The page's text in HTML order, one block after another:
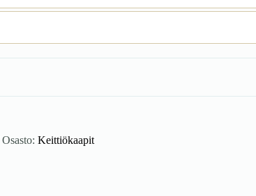
Osasto: Keittiökaapit